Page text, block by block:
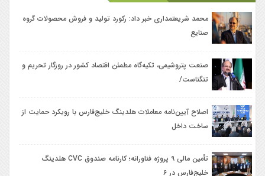
محمد شریعتمداری خبر داد: رکورد تولید و فروش محصولات گروه
صنایع
صنعت پتروشیمی، تکیه‌گاه مطمئن اقتصاد کشور در روزگار تحریم و
تنگناست/
اصلاح آیین‌نامه معاملات هلدینگ خلیج‌فارس با رویکرد حمایت از